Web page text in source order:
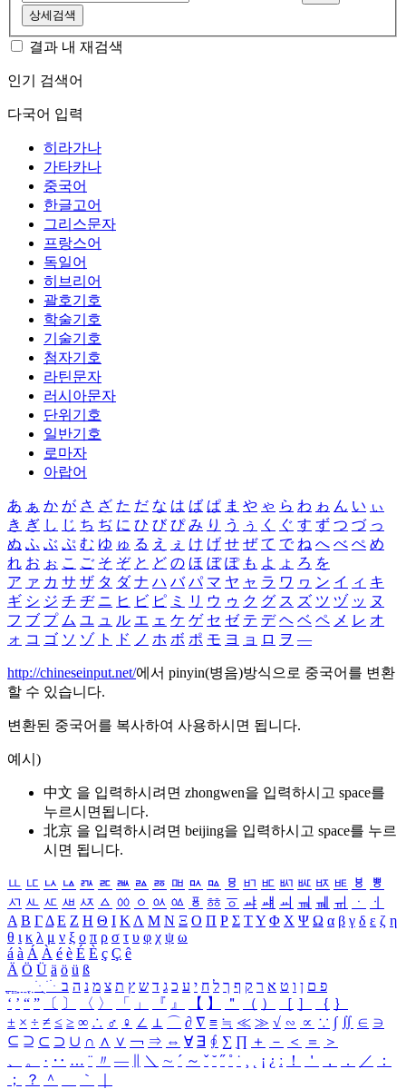
상세검색
결과 내 재검색
인기 검색어
다국어 입력
히라가나
가타카나
중국어
한글고어
그리스문자
프랑스어
독일어
히브리어
괄호기호
학술기호
기술기호
첨자기호
라틴문자
러시아문자
단위기호
일반기호
로마자
아랍어
あ ぁ か が さ ざ た だ な は ば ぱ ま や ゃ ら わ ゎ ん い ぃ
き ぎ し じ ち ぢ に ひ び ぴ み り う ぅ く ぐ す ず つ づ っ
ぬ ふ ぶ ぷ む ゆ ゅ る え ぇ け げ せ ぜ て で ね へ べ ぺ め
れ お ぉ こ ご そ ぞ と ど の ほ ぼ ぽ も よ ょ ろ を
ア ァ カ サ ザ タ ダ ナ ハ バ パ マ ヤ ャ ラ ワ ヮ ン イ ィ キ
ギ シ ジ チ ヂ ニ ヒ ビ ピ ミ リ ウ ゥ ク グ ス ズ ツ ヅ ッ ヌ
フ ブ プ ム ユ ュ ル エ ェ ケ ゲ セ ゼ テ デ ヘ ベ ペ メ レ オ
ォ コ ゴ ソ ゾ ト ド ノ ホ ボ ポ モ ヨ ョ ロ ヲ ―
http://chineseinput.net/에서 pinyin(병음)방식으로 중국어를 변환
할 수 있습니다.
변환된 중국어를 복사하여 사용하시면 됩니다.
예시)
中文 을 입력하시려면 zhongwen을 입력하시고 space를
누르시면됩니다.
北京 을 입력하시려면 beijing을 입력하시고 space를 누르
시면 됩니다.
ㅥ ㅦ ㅧ ㅨ ㅩ ㅪ ㅫ ㅬ ㅭ ㅮ ㅯ ㅰ ㅱ ㅲ ㅳ ㅴ ㅵ ㅶ ㅷ ㅸ
ㅹ
ㅺ ㅻ ㅼ ㅽ ㅾ ㅿ ㆀ ㆁ ㆂ ㆃ ㆄ ㆅ ㆆ ㆇ ㆈ ㆉ ㆊ ㆋ ㆌ ㆍ
ㆎ
Α Β ΓΔ Ε Ζ Η Θ Ι ΚΛ Μ Ν Ξ Ο Π Ρ Σ ΤΥ Φ Χ Ψ Ω α β γ δ ε ζ η
θ ι κ λ μ ν ξ ο π ρ σ τ υ φ χ ψ ω
á à Á À é è É È ç Ç ê
Ä Ö Ü ä ö ü ß
ִֶֹ ֻּ ׁׂ פ ם ן ו ט א ר ק ף ך ל ח י ע כ ג ד ש ץ ת צ מ נ ה ב
‘ ’ “ ” 〔 〕 〈 〉 「 」 『 』 【 】 ＂ （ ） ［ ］ ｛ ｝
± × ÷ ≠ ≤ ≥ ∞ ∴ ♂ ♀ ∠ ⊥ ⌒ ∂ ∇ ≡ ≒ ≪ ≫ √ ∽ ∝ ∵ ∫ ∬ ∈ ∋
⊆ ⊇ ⊂ ⊃ ∪ ∩ ∧ ∨ ￢ ⇒ ⇔ ∀ ∃ ∮ ∑ ∏ ＋ － ＜ ＝
＞
、
。 · ‥ … ¨ 〃 ― ＼ ∼ ´ ～ ˇ ˘ ˝ ˚ ˙ ¸ ¡ ¿ ː ！ ＇ ， ． ／
：
；
？ ＾ ｀